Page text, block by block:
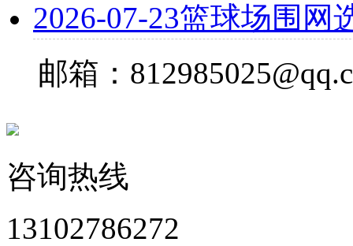
2026-07-23篮球场围网
邮箱：
咨询热线
13102786272